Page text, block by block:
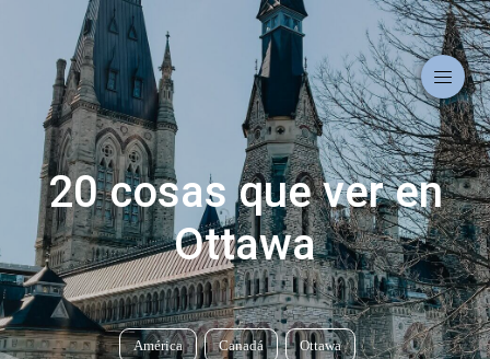
América Canadá Ottawa
20 cosas que ver en
Ottawa